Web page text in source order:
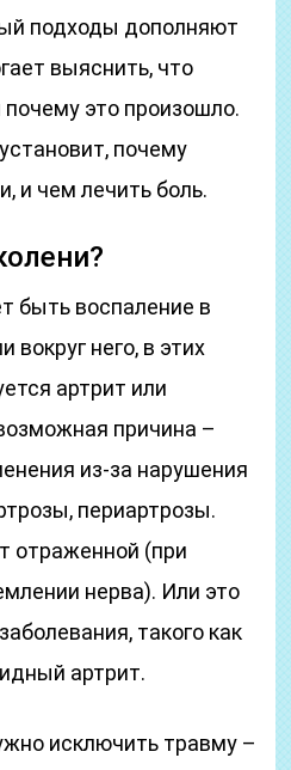
подходы дополняют
выяснить, что
это произошло.
почему
и чем лечить боль.
быть воспаление в
вокруг него, в этих
артрит или
причина –
из-за нарушения
периартрозы.
отраженной (при
нерва). Или это
такого как
артрит.
исключить травму –